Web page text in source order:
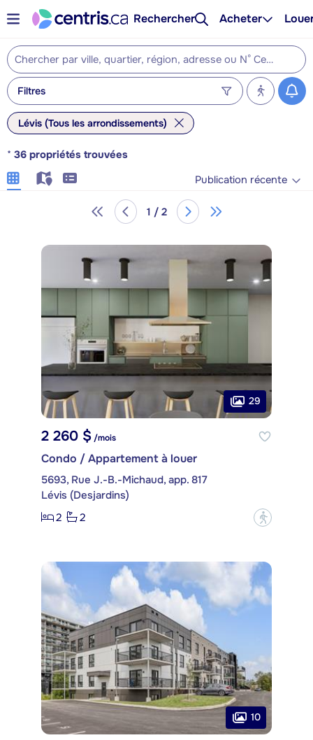
Rechercher Acheter
Filtres
Lévis (Tous les arrondissements)
* 36 propriétés trouvées
Publication récente
1 / 2
29
2 260 $ /mois
Condo / Appartement à louer
5693, Rue J.-B.-Michaud, app. 817
Lévis (Desjardins)
2
2 ?
10